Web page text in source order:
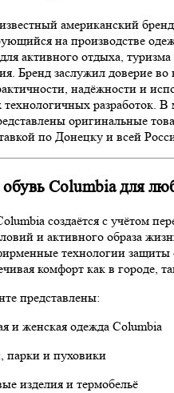
американский бренд,
на производстве
активного отдыха,
Бренд заслужил доверие во
надёжности и
разработок. В
оригинальные
по Донецку и всей
Columbia для
создаётся с учётом
и активного образа
технологии защиты
комфорт как в городе,
представлены:
и женская одежда Columbia
парки и пуховики
изделия и термобельё